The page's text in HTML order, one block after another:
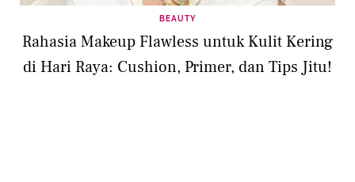
BEAUTY
Rahasia Makeup Flawless untuk Kulit Kering
di Hari Raya: Cushion, Primer, dan Tips Jitu!